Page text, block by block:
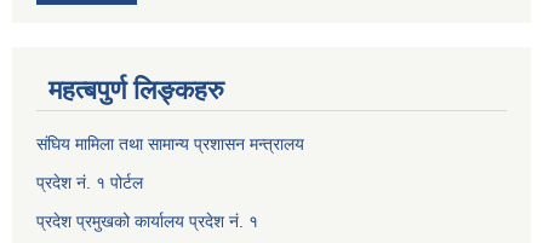
महत्बपुर्ण लिङ्कहरु
संघिय मामिला तथा सामान्य प्रशासन मन्त्रालय
प्रदेश नं. १ पोर्टल
प्रदेश प्रमुखको कार्यालय प्रदेश नं. १